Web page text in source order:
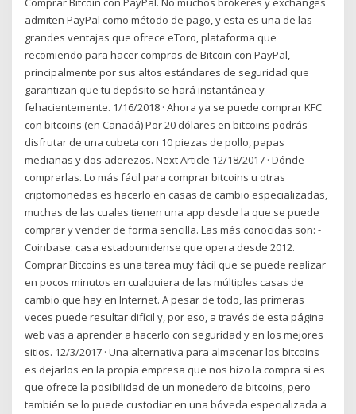
admiten PayPal como método de pago, y esta es una de las
grandes ventajas que ofrece eToro, plataforma que
recomiendo para hacer compras de Bitcoin con PayPal,
principalmente por sus altos estándares de seguridad que
garantizan que tu depósito se hará instantánea y
fehacientemente. 1/16/2018 · Ahora ya se puede comprar KFC
con bitcoins (en Canadá) Por 20 dólares en bitcoins podrás
disfrutar de una cubeta con 10 piezas de pollo, papas
medianas y dos aderezos. Next Article 12/18/2017 · Dónde
comprarlas. Lo más fácil para comprar bitcoins u otras
criptomonedas es hacerlo en casas de cambio especializadas,
muchas de las cuales tienen una app desde la que se puede
comprar y vender de forma sencilla. Las más conocidas son: -
Coinbase: casa estadounidense que opera desde 2012.
Comprar Bitcoins es una tarea muy fácil que se puede realizar
en pocos minutos en cualquiera de las múltiples casas de
cambio que hay en Internet. A pesar de todo, las primeras
veces puede resultar difícil y, por eso, a través de esta página
web vas a aprender a hacerlo con seguridad y en los mejores
sitios. 12/3/2017 · Una alternativa para almacenar los bitcoins
es dejarlos en la propia empresa que nos hizo la compra si es
que ofrece la posibilidad de un monedero de bitcoins, pero
también se lo puede custodiar en una bóveda especializada a